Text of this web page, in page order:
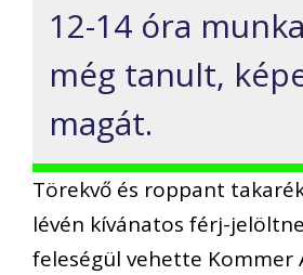
12-14 óra
még tanult,
magát.
Törekvő és roppant
lévén kívánatos férj-
feleségül vehette Kommer